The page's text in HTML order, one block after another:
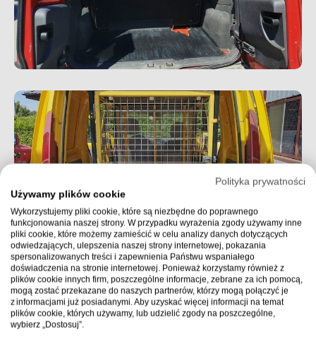
Polityka prywatności
Używamy plików cookie
Wykorzystujemy pliki cookie, które są niezbędne do poprawnego
funkcjonowania naszej strony. W przypadku wyrażenia zgody używamy inne
pliki cookie, które możemy zamieścić w celu analizy danych dotyczących
odwiedzających, ulepszenia naszej strony internetowej, pokazania
spersonalizowanych treści i zapewnienia Państwu wspaniałego
doświadczenia na stronie internetowej. Ponieważ korzystamy również z
plików cookie innych firm, poszczególne informacje, zebrane za ich pomocą,
mogą zostać przekazane do naszych partnerów, którzy mogą połączyć je
z informacjami już posiadanymi. Aby uzyskać więcej informacji na temat
plików cookie, których używamy, lub udzielić zgody na poszczególne,
wybierz „Dostosuj”.